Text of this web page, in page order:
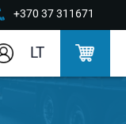
+370 37 311671
LT